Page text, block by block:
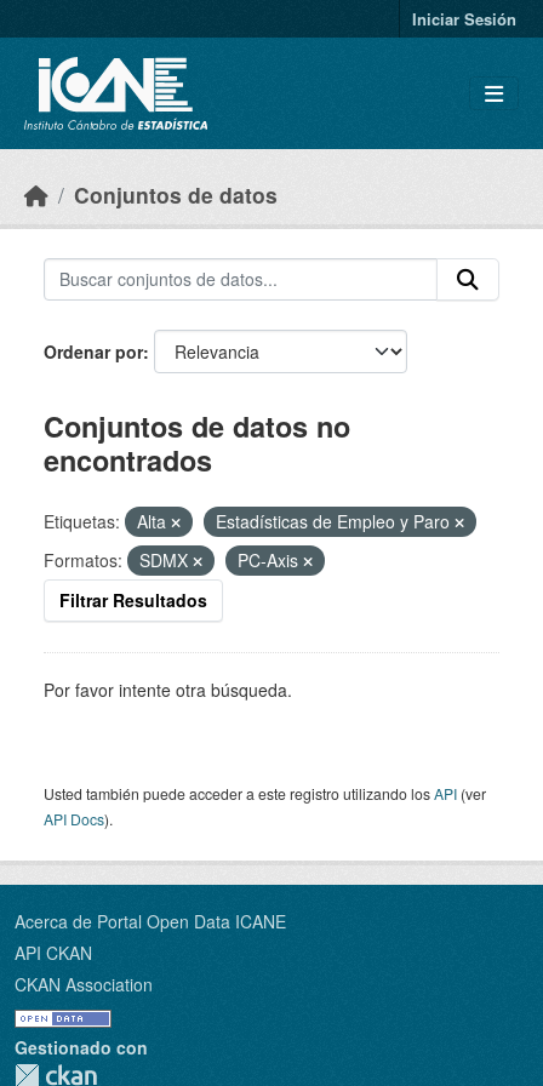
Iniciar Sesión
Conjuntos de datos
Ordenar por
Conjuntos de datos no
encontrados
Etiquetas: Alta
Estadísticas de Empleo y Paro
Formatos:
SDMX
PC-Axis
Filtrar Resultados
Por favor intente otra búsqueda.
Usted también puede acceder a este registro utilizando losAPI (ver
API Docs).
Acerca de Portal Open Data ICANE
API CKAN
CKAN Association
Gestionado con